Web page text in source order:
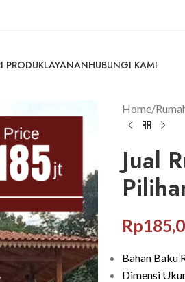
PRODUKLAYANANHUBUNGI KAMI
Home/
Jual
Rp
Bahan Baku
Dimensi